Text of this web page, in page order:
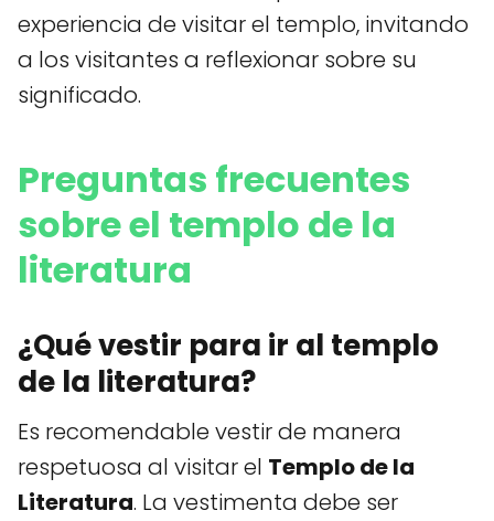
experiencia de visitar el templo, invitando
a los visitantes a reflexionar sobre su
significado.
Preguntas frecuentes
sobre el templo de la
literatura
¿Qué vestir para ir al templo
de la literatura?
Es recomendable vestir de manera
respetuosa al visitar el Templo de la
Literatura. La vestimenta debe ser